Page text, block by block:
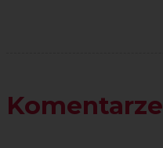
Komentarze